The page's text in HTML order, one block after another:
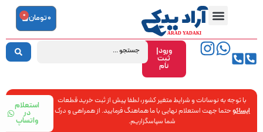
ورود|
ثبت
نام
0تومان 0
با توجه به نوسانات و شرایط متغیر کشور، لطفا پیش از ثبت خرید قطعات
ایساکوحتما جهت استعلام نهایی با ما هماهنگ فرمایید. از همراهی و درک
شما سپاسگزاریم.
استعلام
در
واتساپ